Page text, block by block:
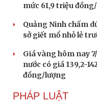
mức 61,9 triệu
Quảng Ninh chấm
sở giết mổ nhỏ lẻ
Giá vàng hôm nay
nước có giá 139,2-
đồng/lượng
PHÁP LUẬT